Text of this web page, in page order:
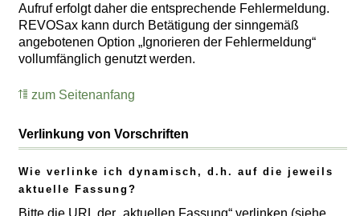
Aufruf erfolgt daher die entsprechende Fehlermeldung.
REVOSax kann durch Betätigung der sinngemäß
angebotenen Option „Ignorieren der Fehlermeldung“
vollumfänglich genutzt werden.
zum Seitenanfang
Verlinkung von Vorschriften
Wie verlinke ich dynamisch, d.h. auf die jeweils
aktuelle Fassung?
Bitte die URL der „aktuellen Fassung“ verlinken (siehe